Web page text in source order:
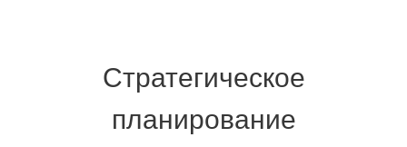
Стратегическое
планирование